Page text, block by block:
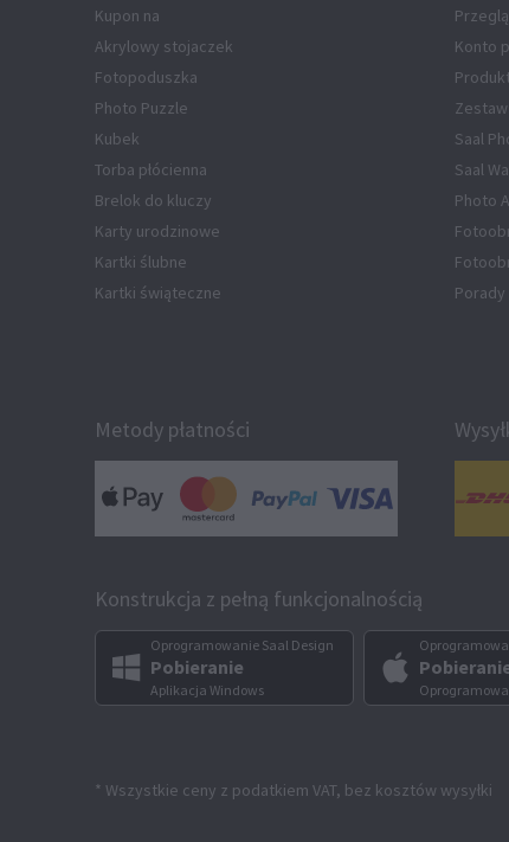
Kupon na
Akrylowy stojaczek
Fotopoduszka
Photo Puzzle
Kubek
Torba płócienna
Brelok do kluczy
Karty urodzinowe
Kartki ślubne
Kartki świąteczne
Konto
Saal
Saal
Photo
Metody płatności
Konstrukcja z pełną funkcjonalnością
Oprogramowanie Saal Design
Pobieranie
Aplikacja Windows
* Wszystkie ceny z podatkiem VAT, bez kosztów wysyłki